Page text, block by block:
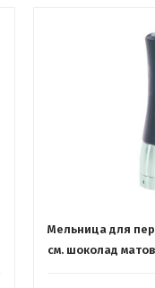
Мельница для
см. шоколад